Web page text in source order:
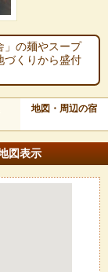
」の麺やスープ
づくりから盛付
地図・周辺の宿
図表示